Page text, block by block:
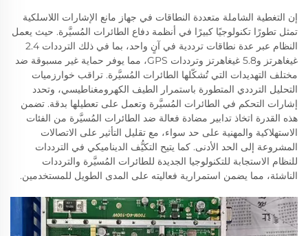
إن التغطية الشاملة متعددة النطاقات في جهاز مانع الإشارات اللاسلكية
تمثل تطورًا تكنولوجيًا كبيرًا في أنظمة دفاع الطائرات المُسيَّرة. حيث يعمل
النظام عبر عدة نطاقات ترددية في آنٍ واحد، بما في ذلك الترددات 2.4
غيغاهرتز و5.8 غيغاهرتز وترددات GPS، مما يوفر حماية غير مسبوقة ضد
مختلف التهديدات التي تُشكّلها الطائرات المُسيَّرة. تراقب خوارزميات
التحليل الترددي المتطورة باستمرار الطيف الكهرومغناطيسي، وتحدد
إشارات التحكم في الطائرات المُسيَّرة وتعمل على تعطيلها بدقة. تضمن
هذه القدرة اتخاذ تدابير مضادة فعالة ضد الطائرات المُسيَّرة من الفئات
الاستهلاكية والمهنية على حد سواء، مع تقليل التأثير على الاتصالات
المشروعة إلى الحد الأدنى. كما يتيح التكيُّف الديناميكي في الترددات
للنظام الاستجابة للتكنولوجيا الجديدة للطائرات المُسيَّرة والترددات
الناشئة، مما يضمن استمرارية فعاليته على المدى الطويل للمستخدمين.